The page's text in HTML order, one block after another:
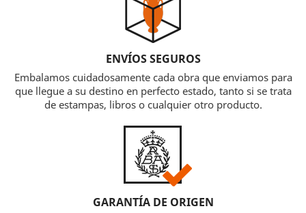
ENVÍOS SEGUROS
Embalamos cuidadosamente cada obra que enviamos para
que llegue a su destino en perfecto estado, tanto si se trata
de estampas, libros o cualquier otro producto.
GARANTÍA DE ORIGEN